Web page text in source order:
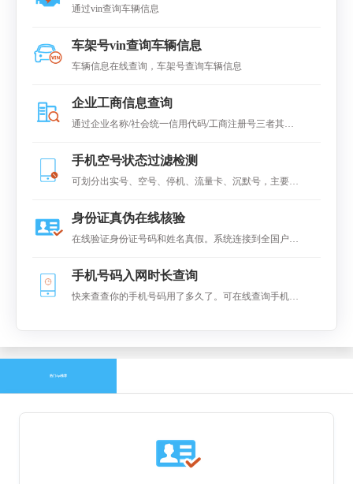
通过vin查询车辆信息
车架号vin查询车辆信息
车辆信息在线查询，车架号查询车辆信息
企业工商信息查询
通过企业名称/社会统一信用代码/工商注册号三者其中
信息。
手机空号状态过滤检测
可划分出实号、空号、停机、流量卡、沉默号，主要广
数据整理、保险代理行业等。
身份证真伪在线核验
在线验证身份证号码和姓名真假。系统连接到全国户籍
手机号码入网时长查询
快来查查你的手机号码用了多久了。可在线查询手机号
热门Api推荐